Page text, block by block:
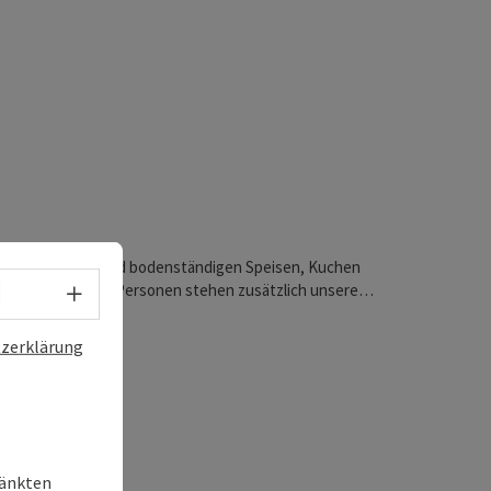
eleganten und bodenständigen Speisen, Kuchen
Ab 15 Personen stehen zusätzlich unsere
Art gebucht werden können.
Sprachwahl - Menü öffnen